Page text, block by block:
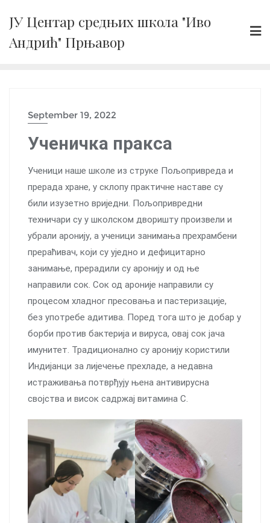
content
ЈУ Центар средњих школа "Иво
Андрић" Прњавор
September 19, 2022
Ученичка пракса
Ученици наше школе из струке Пољопривреда и
прерада хране, у склопу практичне наставе су
били изузетно вриједни. Пољопривредни
техничари су у школском дворишту произвели и
убрали аронију, а ученици занимања прехрамбени
прераћивач, који су уједно и дефицитарно
занимање, прерадили су аронију и од ње
направили сок. Сок од ароније направили су
процесом хладног пресовања и пастеризације,
без употребе адитива. Поред тога што је добар у
борби против бактерија и вируса, овај сок јача
имунитет. Традиционално су аронију користили
Индијанци за лијечење прехладе, а недавна
истраживања потврђују њена антивирусна
својства и висок садржај витамина C.